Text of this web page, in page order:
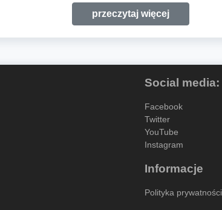
przeczytaj więcej
Social media:
Facebook
Twitter
YouTube
Instagram
Informacje
Polityka prywatności